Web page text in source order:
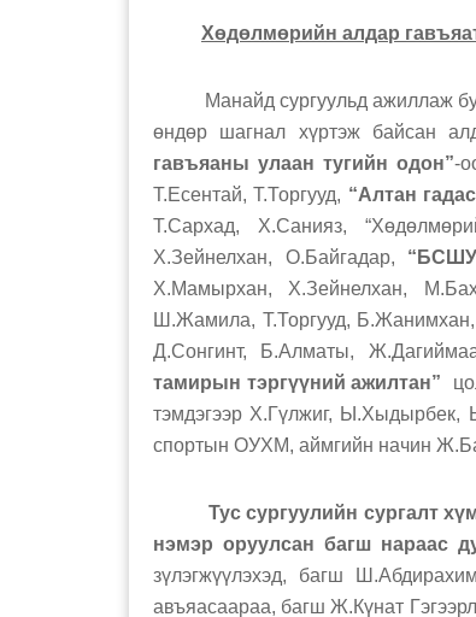
Хөдөлмөрийн алдар
Манайд сургуульд ажиллаж буй
өндөр шагнал хүртэж байсан
гавъяаны улаан тугийн одон”-
Т.Есентай, Т.Торгууд, “Алтан
Т.Сархад, Х.Санияз,
Х.Зейнелхан, О.Байгадар,
Х.Мамырхан, Х.Зейнелхан,
Ш.Жамила, Т.Торгууд,
Д.Сонгинт, Б.Алматы,
тамирын тэргүүний ажилтан”
тэмдэгээр Х.Гүлжиг,
спортын ОУХМ, аймгийн начин
Тус сургуулийн сургалт
нэмэр оруулсан багш нараас
зүлэгжүүлэхэд, багш
авъяасаараа, багш Ж.Күнат